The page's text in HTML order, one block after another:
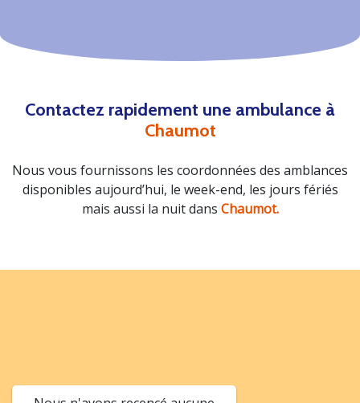
Contactez rapidement une ambulance à
Chaumot
Nous vous fournissons les coordonnées des amblances
disponibles aujourd’hui, le week-end, les jours fériés
mais aussi la nuit dans Chaumot.